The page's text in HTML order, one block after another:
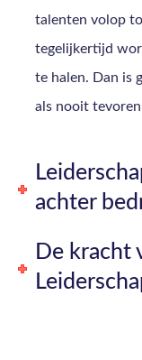
talenten volop
tegelijkertijd
te halen. Dan is
als nooit
achter
De kracht